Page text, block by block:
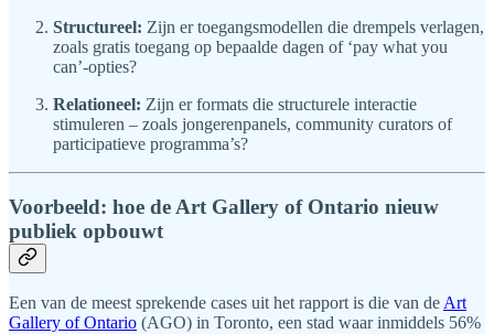
Structureel: Zijn er toegangsmodellen die drempels verlagen,
zoals gratis toegang op bepaalde dagen of ‘pay what you
can’-opties?
Relationeel: Zijn er formats die structurele interactie
stimuleren – zoals jongerenpanels, community curators of
participatieve programma’s?
Voorbeeld: hoe de Art Gallery of Ontario nieuw
publiek opbouwt
Een van de meest sprekende cases uit het rapport is die van deArt
Gallery of Ontario (AGO) in Toronto, een stad waar inmiddels 56%